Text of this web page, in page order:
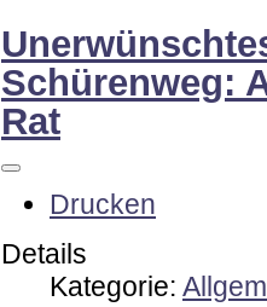
Schürenweg:
Rat
Drucken
Details
Kategorie: